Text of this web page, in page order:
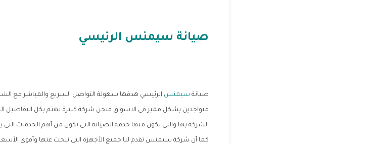
صيانة سيمنس الرئيسي
صيانة سيمنس الرئيسي هدفها سهولة التواصل السريع والمباشر مع
متواجدين بشكل مميز فى الاسواق فنحن شركة كبيرة نهتم بكل التفاصيل
الشركة بها والتى تكون منها خدمة الصيانة التى تكون من أهم الخدمات
كما أن شركة سيمنس تقدم لنا جميع الأجهزة التى نبحث عنها وأقوى